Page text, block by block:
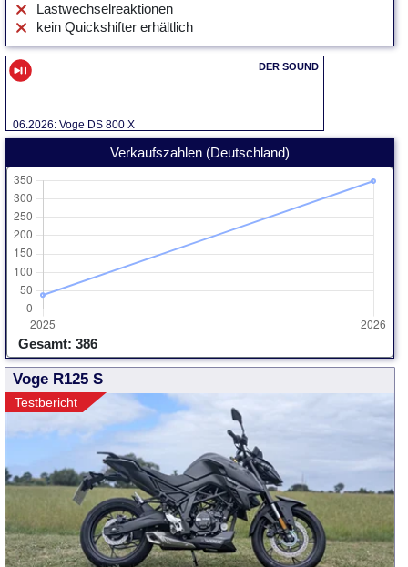
Lastwechselreaktionen
kein Quickshifter erhältlich
06.2026: Voge DS 800 X
Verkaufszahlen (Deutschland)
Gesamt: 386
Voge R125 S
Testbericht